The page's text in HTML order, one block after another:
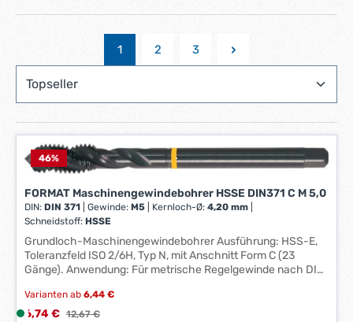
Seite
1
Seite
2
Seite
3
46%
FORMAT Maschinengewindebohrer HSSE DIN371 C M 5,0
DIN:DIN 371 Gewinde:M5 Kernloch-Ø:4,20 mm
Schneidstoff:HSSE
Grundloch-Maschinengewindebohrer Ausführung: HSS-E,
Toleranzfeld ISO 2/6H, Typ N, mit Anschnitt Form C (23
Gänge). Anwendung: Für metrische Regelgewinde nach DIN
Einsatzstähle und Vergütungsstähle verwendbar.
Technische Daten: DIN: DIN 376 Ausführung: mit
Varianten ab 6,44 €
Verkaufspreis:
L
6,74 € Regulärer Preis:
12,67 €